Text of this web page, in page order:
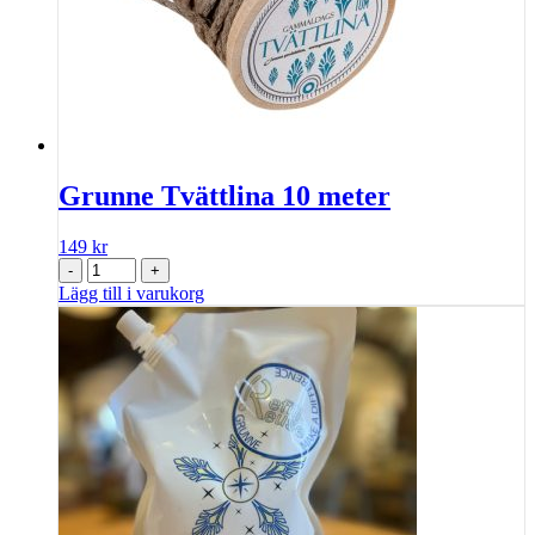
Grunne Tvättlina 10 meter
149 kr
- +
Lägg till i varukorg